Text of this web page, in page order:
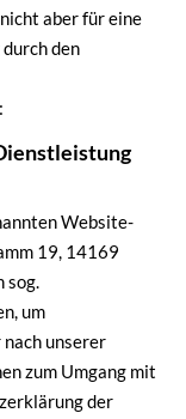
aber für eine
den
Website-
19, 14169
sog.
um
unserer
zum Umgang mit
der